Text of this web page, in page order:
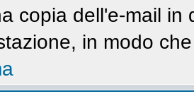
copia dell'e-mail
in modo